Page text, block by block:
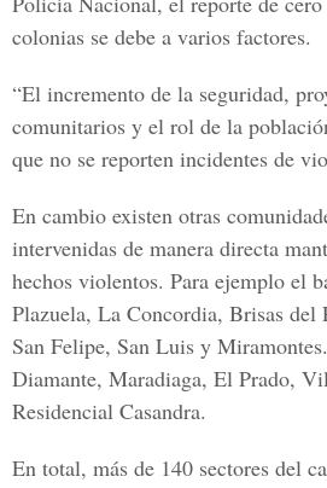
colonias se debe a varios factores.
“El incremento de la seguridad,
comunitarios y el rol de la
que no se reporten incidentes de
En cambio existen otras
intervenidas de manera directa
hechos violentos. Para ejemplo el
Plazuela, La Concordia, Brisas del
San Felipe, San Luis y
Diamante, Maradiaga, El Prado,
Residencial Casandra.
En total, más de 140 sectores del